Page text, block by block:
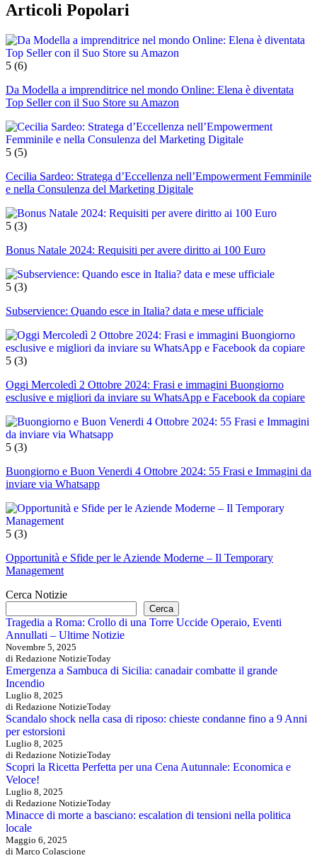
Articoli Popolari
5 (6)
Da Modella a imprenditrice nel mondo Online: Elena è diventata
Top Seller con il Suo Store su Amazon
5 (5)
Cecilia Sardeo: Stratega d’Eccellenza nell’Empowerment Femminile
e nella Consulenza del Marketing Digitale
5 (3)
Bonus Natale 2024: Requisiti per avere diritto ai 100 Euro
5 (3)
Subservience: Quando esce in Italia? data e mese ufficiale
5 (3)
Oggi Mercoledì 2 Ottobre 2024: Frasi e immagini Buongiorno
esclusive e migliori da inviare su WhatsApp e Facebook da copiare
5 (3)
Buongiorno e Buon Venerdi 4 Ottobre 2024: 55 Frasi e Immagini da
inviare via Whatsapp
5 (3)
Opportunità e Sfide per le Aziende Moderne – Il Temporary
Management
Cerca Notizie
Cerca
Tragedia a Roma: Crollo di una Torre Uccide Operaio, Eventi
Annullati – Ultime Notizie
Novembre 5, 2025
di Redazione NotizieToday
Emergenza a Sambuca di Sicilia: canadair combatte il grande
Incendio
Luglio 8, 2025
di Redazione NotizieToday
Scandalo shock nella casa di riposo: chieste condanne fino a 9 Anni
per estorsioni
Luglio 8, 2025
di Redazione NotizieToday
Scopri la Ricetta Perfetta per una Cena Autunnale: Economica e
Veloce!
Luglio 8, 2025
di Redazione NotizieToday
Minacce di morte a basciano: escalation di tensioni nella politica
locale
Maggio 6, 2025
di Marco Colascione